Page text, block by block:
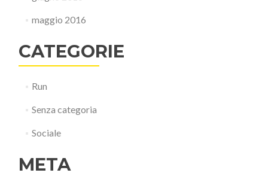
maggio 2016
CATEGORIE
Run
Senza categoria
Sociale
META